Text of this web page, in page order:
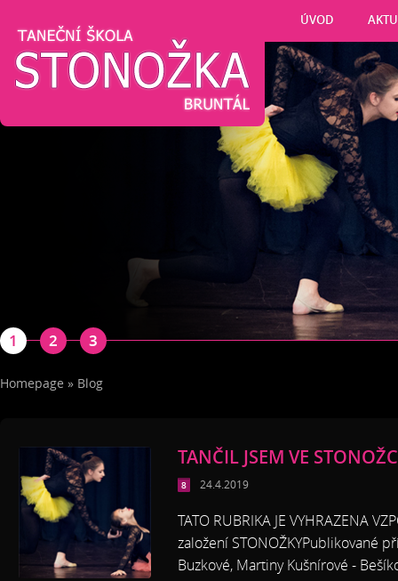
ÚVOD
1 2 3
Homepage » Blog
TANČIL JSEM VE
24.4.2019
TATO RUBRIKA JE VYHRAZENA
založení STONOŽKYPublikované
Buzkové, Martiny Kušnírové -